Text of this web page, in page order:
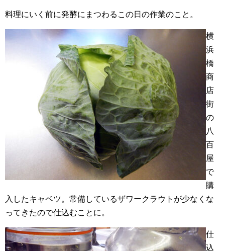
料理にいく前に発酵にまつわるこの日の作業のこと。
横
浜
橋
商
店
街
の
八
百
屋
で
購
入したキャベツ。常備しているザワークラウトが少なくな
ってきたので仕込むことに。
仕
込